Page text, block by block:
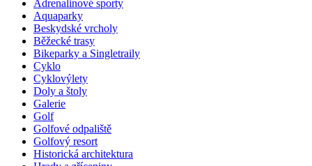
Adrenalinové sporty
Aquaparky
Beskydské vrcholy
Běžecké trasy
Bikeparky a Singletraily
Cyklo
Cyklovýlety
Doly a štoly
Galerie
Golf
Golfové odpaliště
Golfový resort
Historická architektura